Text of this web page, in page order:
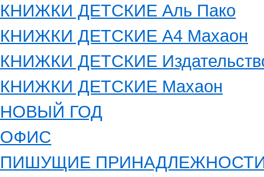
КНИЖКИ ДЕТСКИЕ Аль Пако
КНИЖКИ ДЕТСКИЕ А4 Махаон
КНИЖКИ ДЕТСКИЕ
КНИЖКИ ДЕТСКИЕ Махаон
НОВЫЙ ГОД
ОФИС
ПИШУЩИЕ